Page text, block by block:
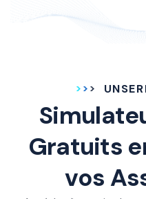
Gratuits
vos